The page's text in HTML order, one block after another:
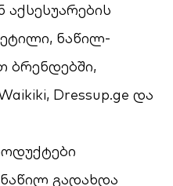
ნაწილ-
ბრენდებში,
Dressup.ge და
გადახდა